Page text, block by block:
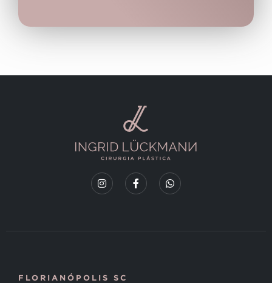
FLORIANÓPOLIS SC